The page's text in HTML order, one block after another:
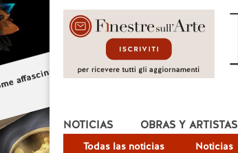
NOTICIAS
Todas las noticias Noticias
OBRAS Y ARTISTAS